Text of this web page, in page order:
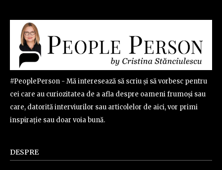
#PeoplePerson - Mă interesează să scriu și să vorbesc pentru
cei care au curiozitatea de a afla despre oameni frumoși sau
care, datorită interviurilor sau articolelor de aici, vor primi
inspirație sau doar voia bună.
DESPRE